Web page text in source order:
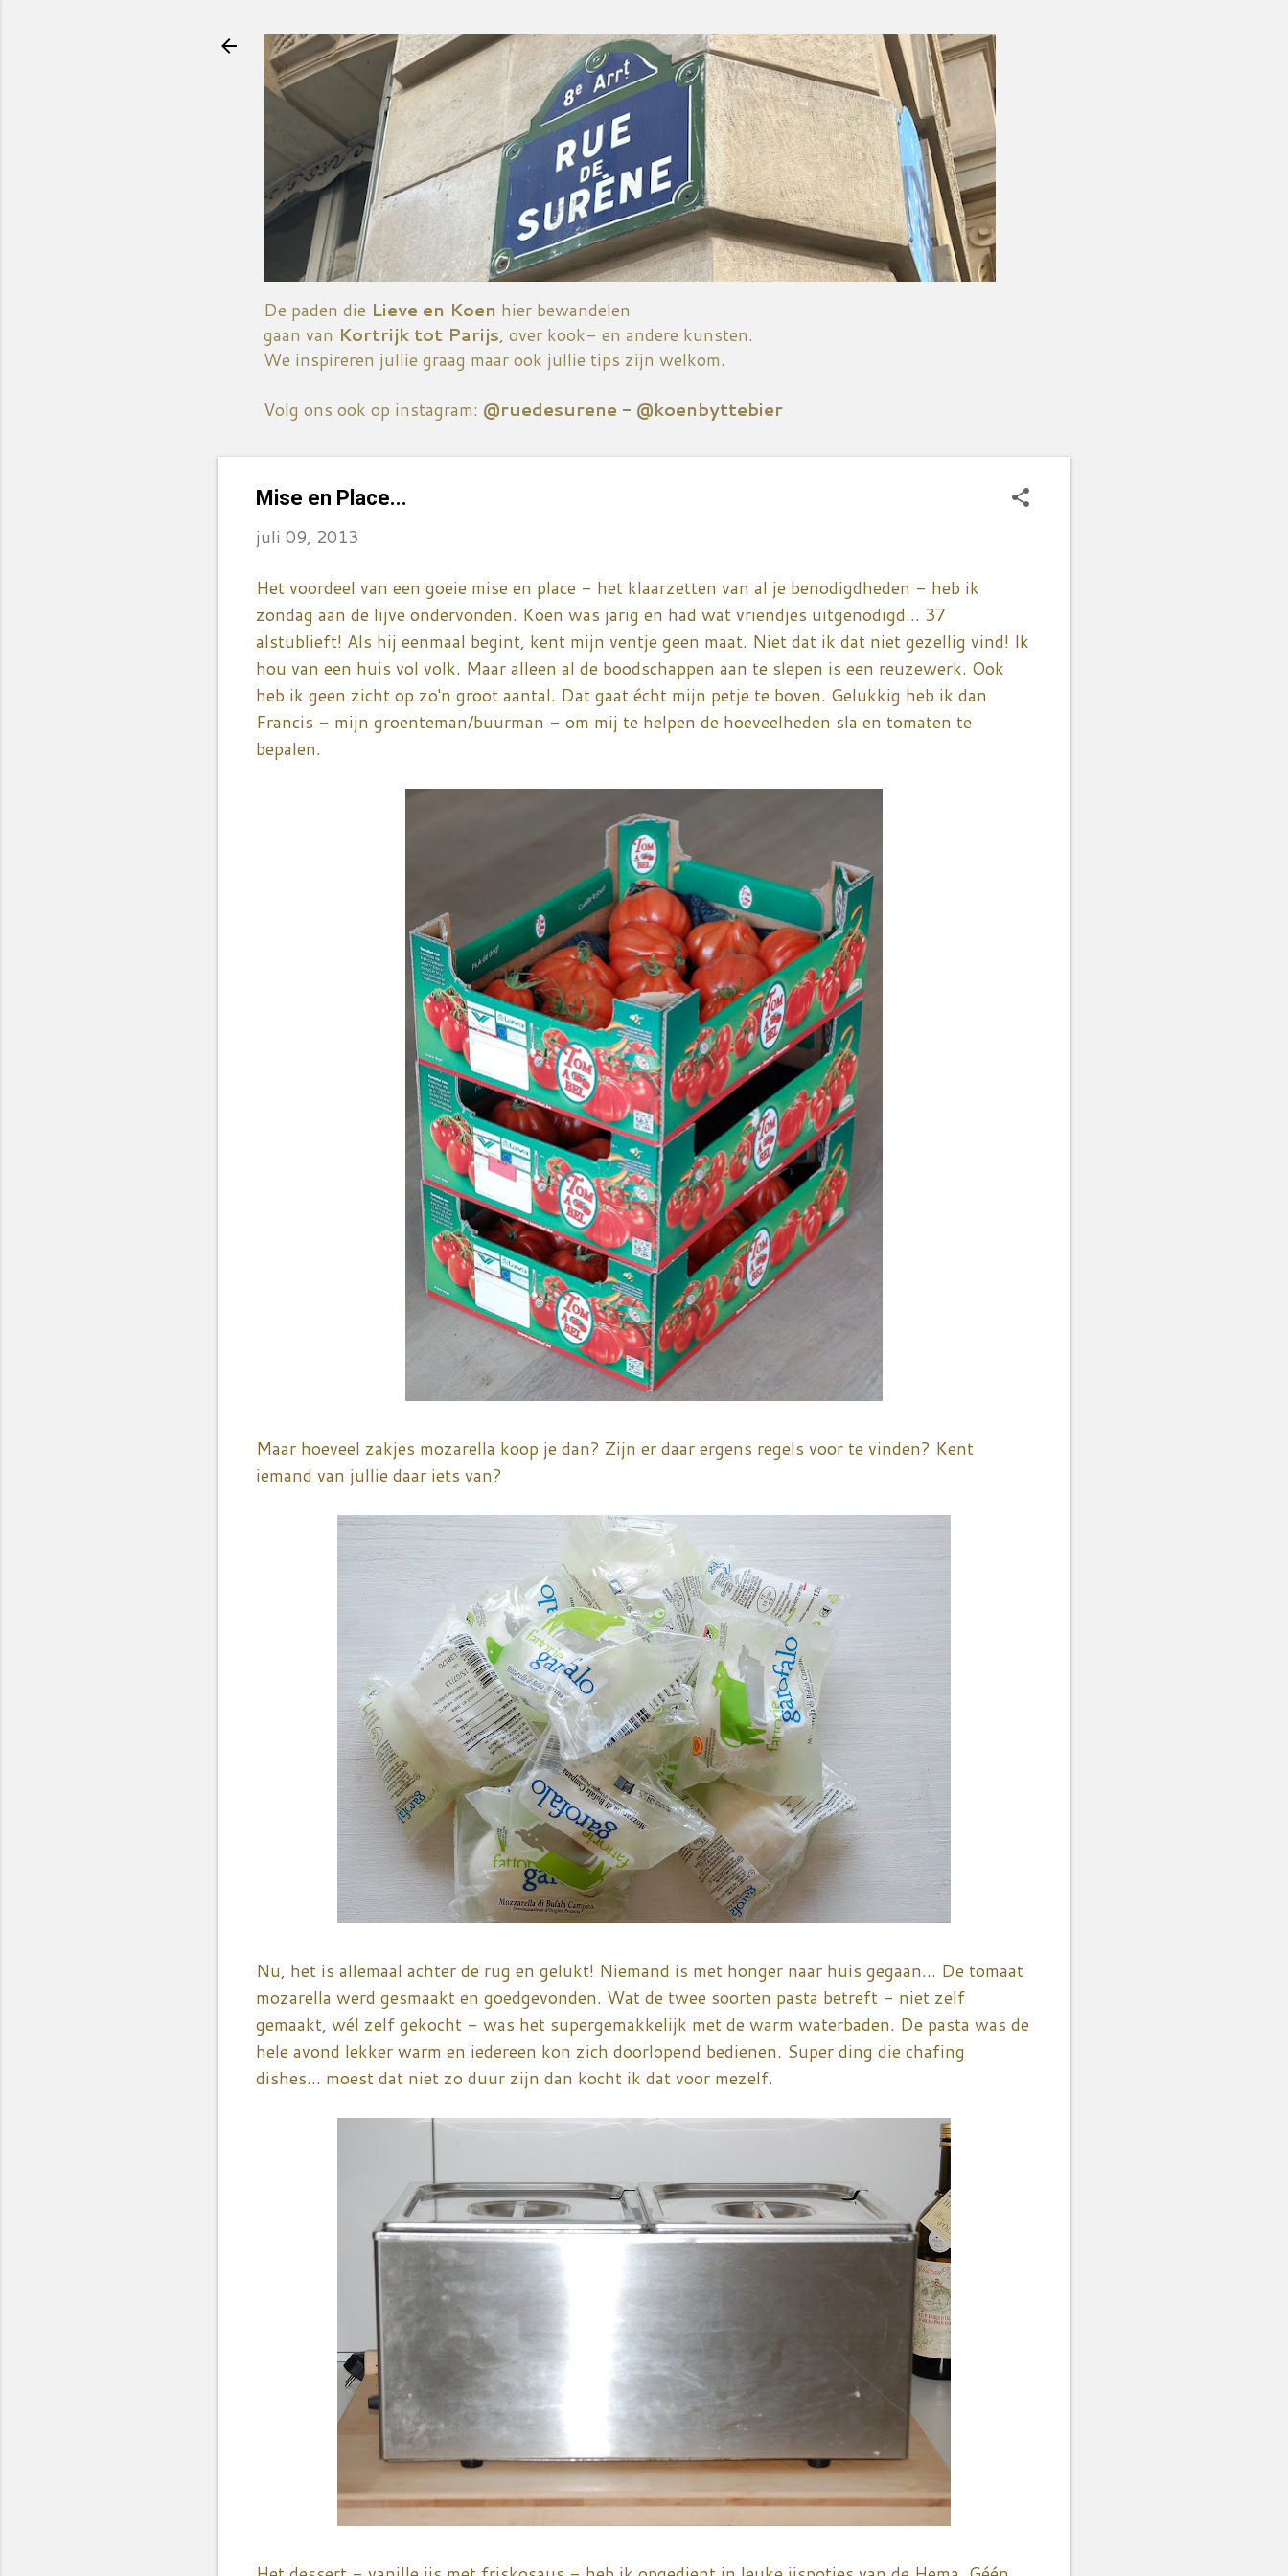
De paden die Lieve en Koen hier bewandelen
gaan van Kortrijk tot Parijs, over kook- en andere kunsten.
We inspireren jullie graag maar ook jullie tips zijn welkom.
Volg ons ook op instagram: @ruedesurene - @koenbyttebier
Mise en Place...
juli 09, 2013
Het voordeel van een goeie mise en place - het klaarzetten van al je benodigdheden - heb ik
zondag aan de lijve ondervonden. Koen was jarig en had wat vriendjes uitgenodigd... 37
alstublieft! Als hij eenmaal begint, kent mijn ventje geen maat. Niet dat ik dat niet gezellig vind! Ik
hou van een huis vol volk. Maar alleen al de boodschappen aan te slepen is een reuzewerk. Ook
heb ik geen zicht op zo'n groot aantal. Dat gaat écht mijn petje te boven. Gelukkig heb ik dan
Francis - mijn groenteman/buurman - om mij te helpen de hoeveelheden sla en tomaten te
bepalen.
Maar hoeveel zakjes mozarella koop je dan? Zijn er daar ergens regels voor te vinden? Kent
iemand van jullie daar iets van?
Nu, het is allemaal achter de rug en gelukt! Niemand is met honger naar huis gegaan... De tomaat
mozarella werd gesmaakt en goedgevonden. Wat de twee soorten pasta betreft - niet zelf
gemaakt, wél zelf gekocht - was het supergemakkelijk met de warm waterbaden. De pasta was de
hele avond lekker warm en iedereen kon zich doorlopend bedienen. Super ding die chafing
dishes... moest dat niet zo duur zijn dan kocht ik dat voor mezelf.